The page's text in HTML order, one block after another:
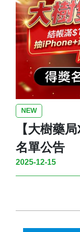
NEW
【大樹藥
名單公告
2025-12-15